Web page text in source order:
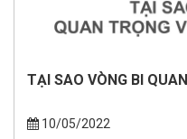
TẠI SAO VÒNG BI
10/05/2022